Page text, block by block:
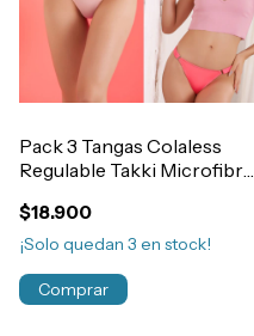
Pack 3 Tangas Colaless
Regulable Takki Microfibra
$18.900
¡Solo quedan 3 en stock!
Comprar